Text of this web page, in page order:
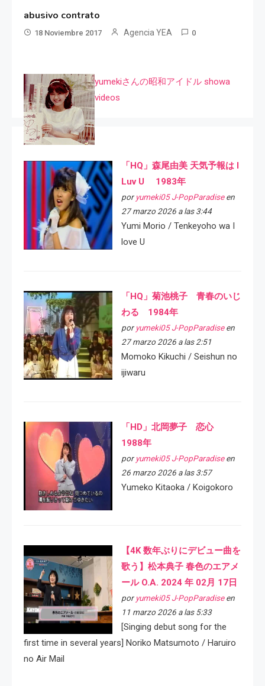
abusivo contrato
18 Noviembre 2017 Agencia YEA 0
yumekiさんの昭和アイドル showa
videos
「HQ」森尾由美 天気予報は I
Luv U 1983年
por yumeki05 J-PopParadiseen
27 marzo 2026 a las 3:44
Yumi Morio / Tenkeyoho wa I
love U
「HQ」菊池桃子 青春のいじ
わる 1984年
por yumeki05 J-PopParadiseen
27 marzo 2026 a las 2:51
Momoko Kikuchi / Seishun no
ijiwaru
「HD」北岡夢子 恋心
1988年
por yumeki05 J-PopParadiseen
26 marzo 2026 a las 3:57
Yumeko Kitaoka / Koigokoro
【4K 数年ぶりにデビュー曲を
歌う】松本典子 春色のエアメ
ール O.A. 2024 年 02月 17日
por yumeki05 J-PopParadiseen
11 marzo 2026 a las 5:33
[Singing debut song for the
first time in several years] Noriko Matsumoto / Haruiro
no Air Mail